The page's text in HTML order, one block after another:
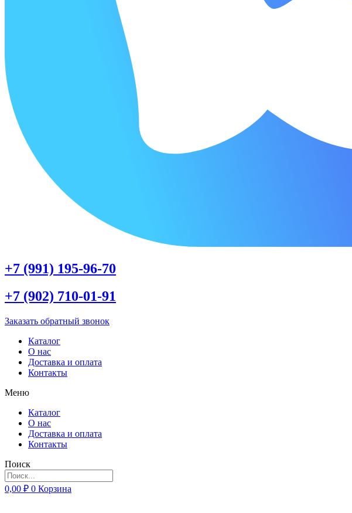
+7 (991) 195-96-70
+7 (902) 710-01-91
Заказать обратный звонок
Каталог
О нас
Доставка и оплата
Контакты
Меню
Каталог
О нас
Доставка и оплата
Контакты
Поиск
0,00 ₽ 0 Корзина